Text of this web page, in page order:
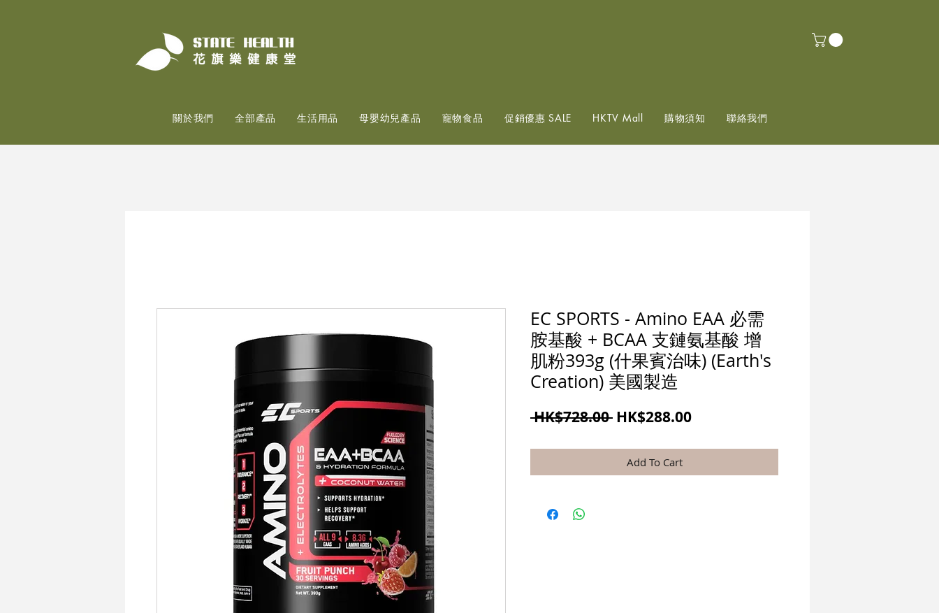
EC SPORTS - Amino EAA 必需
胺基酸 + BCAA 支鏈氨基酸 增
肌粉393g (什果賓治味) (Earth's
Creation) 美國製造
HK$728.00 一
價
格
HK$288.00促
價
格
Add To Cart
關於我們 全部產品 生活用品 母嬰幼兒產品 寵物食品 促銷優惠 SALE HKTV Mall 購物須知 聯絡我們